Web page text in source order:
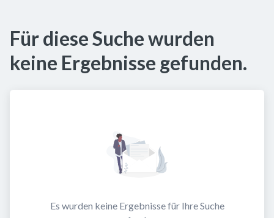
Für diese Suche wurden
keine Ergebnisse gefunden.
Es wurden keine Ergebnisse für Ihre Suche